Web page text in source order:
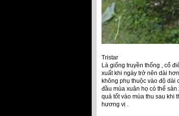
Tristar
Là giống truyền thống , cổ
xuất khi ngày trở nên dài
không phụ thuộc vào độ dài
đầu mùa xuân họ có thể
quả tốt vào mùa thu sau khi
hương vị .